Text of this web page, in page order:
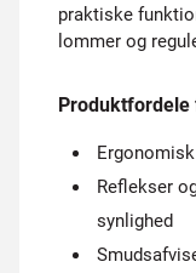
praktiske
lommer og
Produktfordele
Reflekser
synlighed